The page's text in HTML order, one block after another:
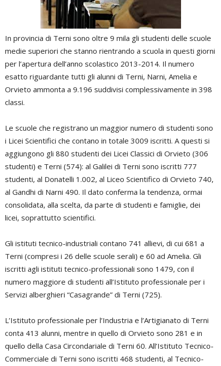
In provincia di Terni sono oltre 9 mila gli studenti delle scuole
medie superiori che stanno rientrando a scuola in questi giorni
per l’apertura dell’anno scolastico 2013-2014. Il numero
esatto riguardante tutti gli alunni di Terni, Narni, Amelia e
Orvieto ammonta a 9.196 suddivisi complessivamente in 398
classi.
Le scuole che registrano un maggior numero di studenti sono
i Licei Scientifici che contano in totale 3009 iscritti. A questi si
aggiungono gli 880 studenti dei Licei Classici di Orvieto (306
studenti) e Terni (574): al Galilei di Terni sono iscritti 777
studenti, al Donatelli 1.002, al Liceo Scientifico di Orvieto 740,
al Gandhi di Narni 490. Il dato conferma la tendenza, ormai
consolidata, alla scelta, da parte di studenti e famiglie, dei
licei, soprattutto scientifici.
Gli istituti tecnico-industriali contano 741 allievi, di cui 681 a
Terni (compresi i 26 delle scuole serali) e 60 ad Amelia. Gli
iscritti agli istituti tecnico-professionali sono 1479, con il
numero maggiore di studenti all’Istituto professionale per i
Servizi alberghieri “Casagrande” di Terni (725).
L’Istituto professionale per l’Industria e l’Artigianato di Terni
conta 413 alunni, mentre in quello di Orvieto sono 281 e in
quello della Casa Circondariale di Terni 60. All’Istituto Tecnico-
Commerciale di Terni sono iscritti 468 studenti, al Tecnico-